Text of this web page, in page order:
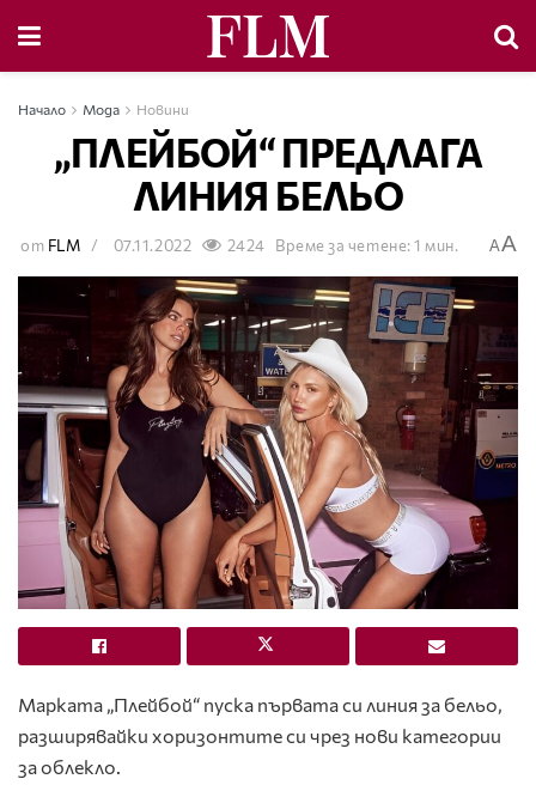
Начало Мода Новини
„ПЛЕЙБОЙ“ ПРЕДЛАГА
ЛИНИЯ БЕЛЬО
от FLM 07.11.2022 2424 Време за четене: 1 мин. AA
Марката „Плейбой“ пуска първата си линия за бельо,
разширявайки хоризонтите си чрез нови категории
за облекло.